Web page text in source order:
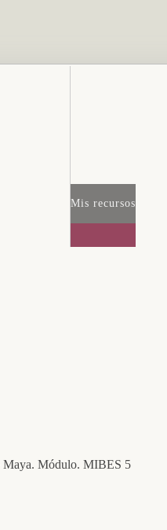
Mis recursos
Maya. Módulo. MIBES 5